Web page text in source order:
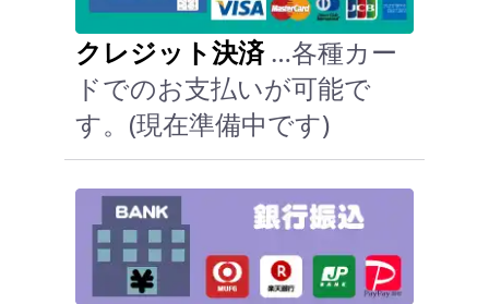
クレジット決済…各種カー
ドでのお支払いが可能で
す。(現在準備中です)